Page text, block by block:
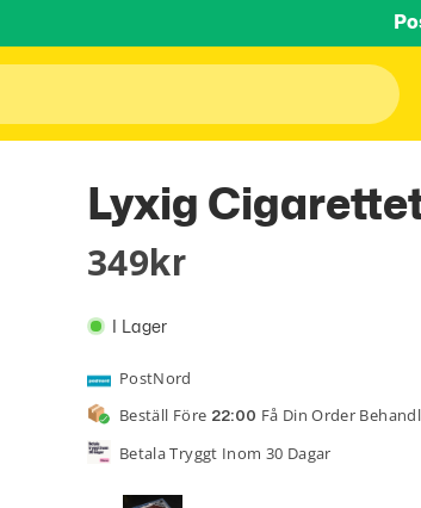
Lyxig
349 Kr
I Lager
PostNord
Beställ Före 22:00 Få Din Order
Betala Tryggt Inom 30 Dagar